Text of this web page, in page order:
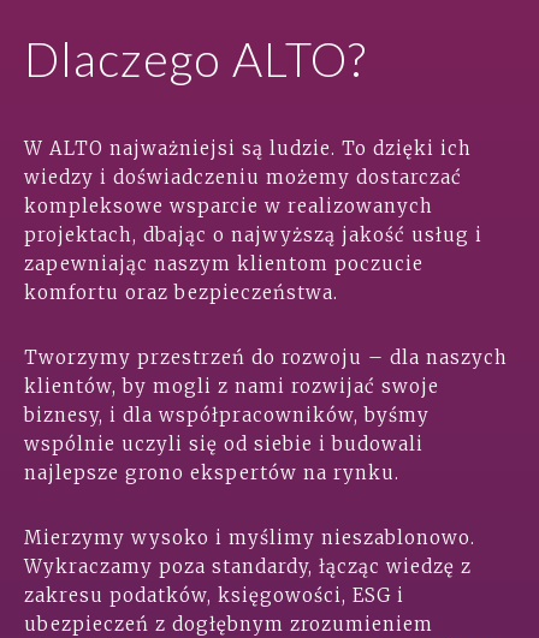
Dlaczego ALTO?
W ALTO najważniejsi są ludzie. To dzięki ich
wiedzy i doświadczeniu możemy dostarczać
kompleksowe wsparcie w realizowanych
projektach, dbając o najwyższą jakość usług i
zapewniając naszym klientom poczucie
komfortu oraz bezpieczeństwa.
Tworzymy przestrzeń do rozwoju – dla naszych
klientów, by mogli z nami rozwijać swoje
biznesy, i dla współpracowników, byśmy
wspólnie uczyli się od siebie i budowali
najlepsze grono ekspertów na rynku.
Mierzymy wysoko i myślimy nieszablonowo.
Wykraczamy poza standardy, łącząc wiedzę z
zakresu podatków, księgowości, ESG i
ubezpieczeń z dogłębnym zrozumieniem